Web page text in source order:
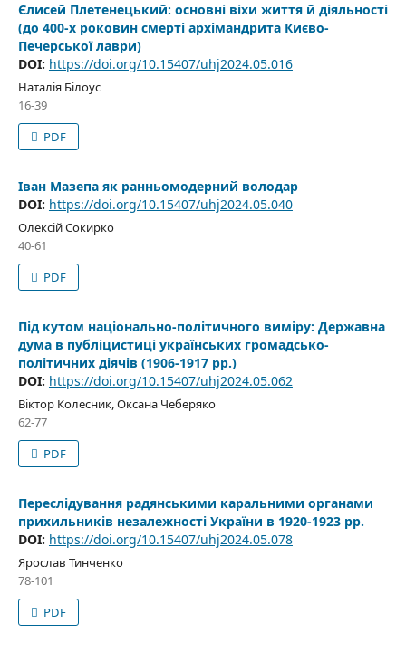
Єлисей Плетенецький: основні віхи життя й діяльності
(до 400-х роковин смерті архімандрита Києво-
Печерської лаври)
DOI: https://doi.org/10.15407/uhj2024.05.016
Наталія Білоус
16-39
PDF
Іван Мазепа як ранньомодерний володар
DOI: https://doi.org/10.15407/uhj2024.05.040
Олексій Сокирко
40-61
PDF
Під кутом національно-політичного виміру: Державна
дума в публіцистиці українських громадсько-
політичних діячів (1906-1917 рр.)
DOI: https://doi.org/10.15407/uhj2024.05.062
Віктор Колесник, Оксана Чеберяко
62-77
PDF
Переслідування радянськими каральними органами
прихильників незалежності України в 1920-1923 рр.
DOI: https://doi.org/10.15407/uhj2024.05.078
Ярослав Тинченко
78-101
PDF